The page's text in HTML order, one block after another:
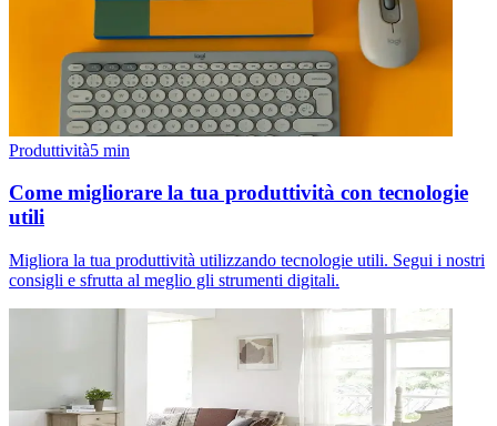
Produttività5 min
Come migliorare la tua produttività con tecnologie
utili
Migliora la tua produttività utilizzando tecnologie utili. Segui i nostri
consigli e sfrutta al meglio gli strumenti digitali.